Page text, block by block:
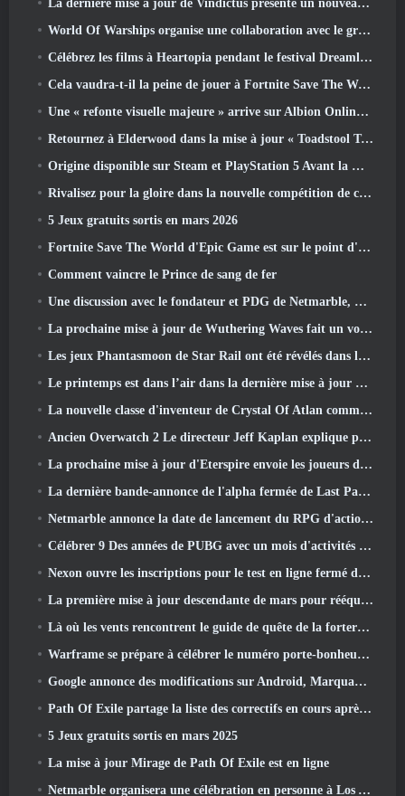
La dernière mise à jour de Vindictus présente un nouveau raid où les joueurs affronteront le gardien de Caliburn
World Of Warships organise une collaboration avec le groupe de heavy metal suédois Sabaton
Célébrez les films à Heartopia pendant le festival Dreamlight Cinematics
Cela vaudra-t-il la peine de jouer à Fortnite Save The World une fois qu'il sera gratuit?
Une « refonte visuelle majeure » arrive sur Albion Online en avril
Retournez à Elderwood dans la mise à jour « Toadstool Tales » de Palia
Origine disponible sur Steam et PlayStation 5 Avant la marche 23 Lancement
Rivalisez pour la gloire dans la nouvelle compétition de champions d'Eridu's Hollow dans la prochaine mise à jour de Zenless Zone Zero
5 Jeux gratuits sortis en mars 2026
Fortnite Save The World d'Epic Game est sur le point d'être gratuit
Comment vaincre le Prince de sang de fer
Une discussion avec le fondateur et PDG de Netmarble, Ken Kim, à propos de MONGIL: Plongée dans les étoiles
La prochaine mise à jour de Wuthering Waves fait un voyage du « côté obscur »
Les jeux Phantasmoon de Star Rail ont été révélés dans le 4.1 Programme spécial
Le printemps est dans l’air dans la dernière mise à jour de Thrones et Liberty
La nouvelle classe d'inventeur de Crystal Of Atlan commande les Mechs Magitech au combat
Ancien Overwatch 2 Le directeur Jeff Kaplan explique pourquoi il a laissé Blizzard
La prochaine mise à jour d'Eterspire envoie les joueurs dans les mines naines
La dernière bande-annonce de l'alpha fermée de Last Paradise est une œuvre d'art petite mais terrifiante
Netmarble annonce la date de lancement du RPG d'action et de dressage de monstres Mongil: Plongée dans les étoiles
Célébrer 9 Des années de PUBG avec un mois d'activités spéciales
Nexon ouvre les inscriptions pour le test en ligne fermé d'avril de MapleStory Classic World
La première mise à jour descendante de mars pour rééquilibrer le partage et introduire du nouveau contenu
Là où les vents rencontrent le guide de quête de la forteresse de Whitecrown
Warframe se prépare à célébrer le numéro porte-bonheur 13 Avec des événements d'anniversaire
Google annonce des modifications sur Android, Marquant le retour de Fortnite sur le Play Store
Path Of Exile partage la liste des correctifs en cours après le lancement de Mirage
5 Jeux gratuits sortis en mars 2025
La mise à jour Mirage de Path Of Exile est en ligne
Netmarble organisera une célébration en personne à Los Angeles. Avant les sept péchés capitaux: Lancement d'origine